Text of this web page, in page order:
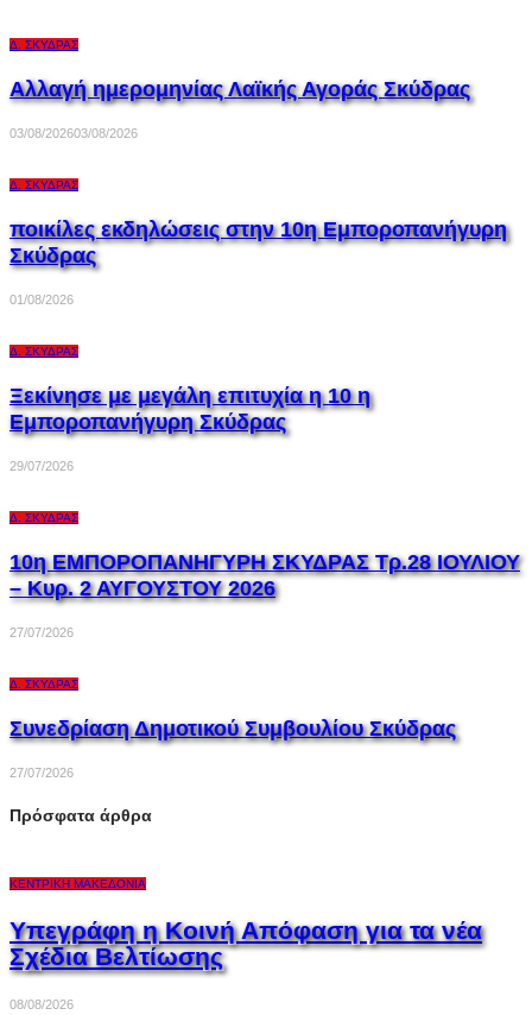
Δ. ΣΚΎΔΡΑΣ
Αλλαγή ημερομηνίας Λαϊκής Αγοράς Σκύδρας
03/08/202603/08/2026
Δ. ΣΚΎΔΡΑΣ
ποικίλες εκδηλώσεις στην 10η Εμποροπανήγυρη
Σκύδρας
01/08/2026
Δ. ΣΚΎΔΡΑΣ
Ξεκίνησε με μεγάλη επιτυχία η 10 η
Εμποροπανήγυρη Σκύδρας
29/07/2026
Δ. ΣΚΎΔΡΑΣ
10η ΕΜΠΟΡΟΠΑΝΗΓΥΡΗ ΣΚΥΔΡΑΣ Τρ.28 ΙΟΥΛΙΟΥ
– Κυρ. 2 ΑΥΓΟΥΣΤΟΥ 2026
27/07/2026
Δ. ΣΚΎΔΡΑΣ
Συνεδρίαση Δημοτικού Συμβουλίου Σκύδρας
27/07/2026
Πρόσφατα άρθρα
ΚΕΝΤΡΙΚΉ ΜΑΚΕΔΟΝΊΑ
Υπεγράφη η Κοινή Απόφαση για τα νέα
Σχέδια Βελτίωσης
08/08/2026